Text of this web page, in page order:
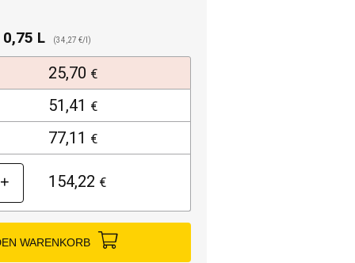
L (34,27 €/l)
25,70 €
51,41 €
77,11 €
+ 154,22 €
WARENKORB